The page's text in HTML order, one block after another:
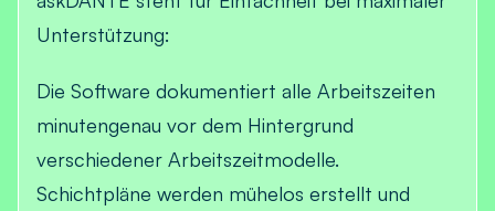
Unterstützung:
Die Software dokumentiert alle Arbeitszeiten
minutengenau vor dem Hintergrund
verschiedener Arbeitszeitmodelle.
Schichtpläne werden mühelos erstellt und